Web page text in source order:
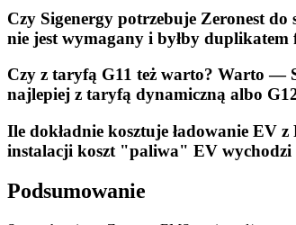
Czy Sigenergy potrzebuje Zeronest
nie jest wymagany i byłby duplikatem
Czy z taryfą G11 też warto? Warto —
najlepiej z taryfą dynamiczną albo
Ile dokładnie kosztuje ładowanie EV
instalacji koszt "paliwa" EV wychodzi
Podsumowanie